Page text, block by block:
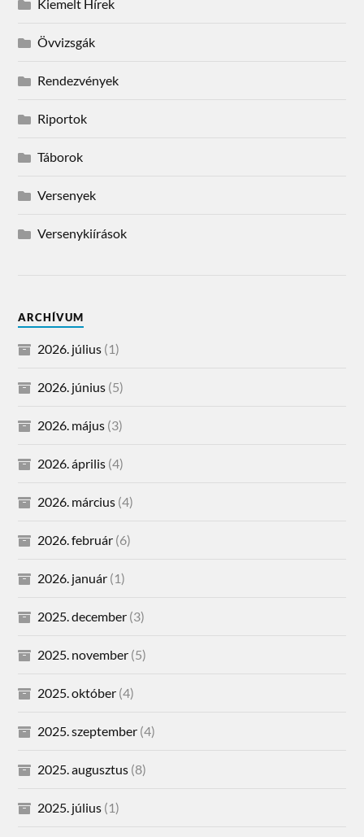
Kiemelt Hírek
Övvizsgák
Rendezvények
Riportok
Táborok
Versenyek
Versenykiírások
ARCHÍVUM
2026. július (1)
2026. június (5)
2026. május (3)
2026. április (4)
2026. március (4)
2026. február (6)
2026. január (1)
2025. december (3)
2025. november (5)
2025. október (4)
2025. szeptember (4)
2025. augusztus (8)
2025. július (1)